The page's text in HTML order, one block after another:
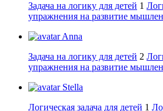
Задача на логику для детей 1
упражнения на развитие
Anna
Задача на логику для детей 2
упражнения на развитие
Stella
Логическая задача для детей 1